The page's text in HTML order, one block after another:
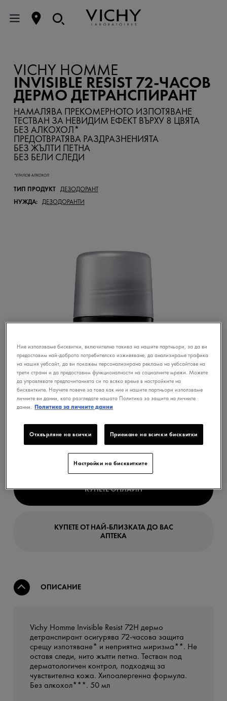
VICHY HOMME
INVISIBLE RESIST 72-ЧАСОВ
ДЕРМО ДЕТРАНСПИРАНТ
НАМАЛЯВА ПРЕКОМЕРНОТО ИЗПОТЯВАНЕ
ТЕСТВАН ЗА НЕВИДИМ ЕФЕКТ ВЪРХУ 8 ЦВЯТА
БЕЗ АЛКОХОЛ*
ПРЕДОТВРАТЯВА РАЗДРАЗНЕНИЯТА
БЕЗ ЖЪЛТИ ПЕТНА
БЕЗ БЕЛИ СЛЕДИ
*ЕТИЛОВ АЛКОХОЛ.
ТИП ПРОДУКТ ДЕЗОДОРАНТ
НУЖДА: ДЕЗОДОРАНТИ
КУПЕТЕ ОНЛАЙН
КУПЕТЕ ОТ НАЙ-БЛИЗКАТА ДО ВАС
АПТЕКА
ОПИСАНИЕ
Vichy Homme Invisible Resist 72H дермо
детранспирант осигурява 72-часова защита
срещу изпотяване* и неприятна миризма**. Не
оставя следи, нито жълти петна. Тестван под
дерматологичен контрол, подходящ за
чувствителна кожа. Хипоалергенна формула.
Без алкохол***. 50 мл
Ние използваме бисквитки, включително такива на нашите партньори, за да ви
предоставим най-доброто потребителско изживяване, да анализираме трафика
на нашия уебсайт, да ви покажем персонализирана реклама на уебсайтове на
трети страни и да предоставим функционалности на социалните мрежи. Можете
да управлявате предпочитанията си по всяко време в настройките на
бисквитките. Научете повече за това как ние и нашите партньори използваме
личните ви данни, като разгледате нашата Политика за защита на личните
данни. Политика за личните данни
Отхвърляне на всички Приемане на всички бисквитки
Настройки на бисквитките